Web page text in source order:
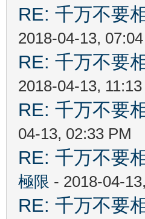
RE: 千万不要
2018-04-13,
RE: 千万不要
2018-04-13, 11:13
RE: 千万不要
04-13, 02:33 PM
RE: 千万不要
極限 - 2018-04-
RE: 千万不要